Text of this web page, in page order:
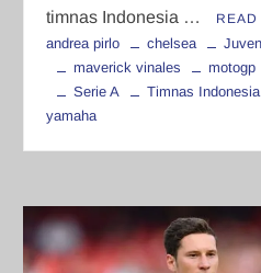
timnas Indonesia … READ
andrea pirlo chelsea
maverick vinales
motogp
Serie A
Timnas Indonesia
yamaha